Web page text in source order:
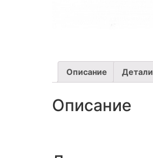
Описание Детали
Описание